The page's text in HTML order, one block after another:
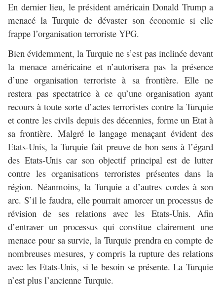
En dernier lieu, le président américain Donald Trump a
menacé la Turquie de dévaster son économie si elle
frappe l’organisation terroriste YPG.
Bien évidemment, la Turquie ne s’est pas inclinée devant
la menace américaine et n’autorisera pas la présence
d’une organisation terroriste à sa frontière. Elle ne
restera pas spectatrice à ce qu’une organisation ayant
recours à toute sorte d’actes terroristes contre la Turquie
et contre les civils depuis des décennies, forme un Etat à
sa frontière. Malgré le langage menaçant évident des
Etats-Unis, la Turquie fait preuve de bon sens à l’égard
des Etats-Unis car son objectif principal est de lutter
contre les organisations terroristes présentes dans la
région. Néanmoins, la Turquie a d’autres cordes à son
arc. S’il le faudra, elle pourrait amorcer un processus de
révision de ses relations avec les Etats-Unis. Afin
d’entraver un processus qui constitue clairement une
menace pour sa survie, la Turquie prendra en compte de
nombreuses mesures, y compris la rupture des relations
avec les Etats-Unis, si le besoin se présente. La Turquie
n’est plus l’ancienne Turquie.